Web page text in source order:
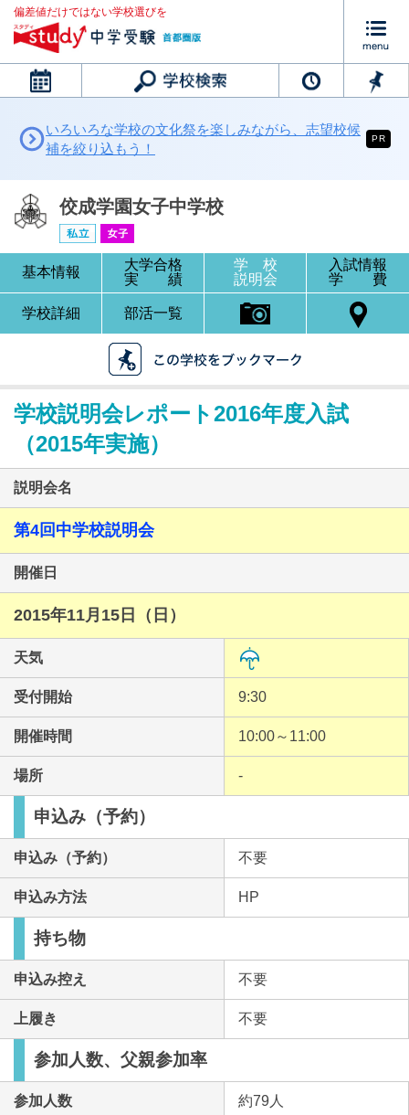
偏差値だけではない学校選びを
カレンダー
佼成学園女子中学校
ブックマークした学校
ブックマークした学校はありません
いろいろな学校の文化祭を楽しみながら、志望校候
補を絞り込もう！
PR
佼成学園女子中学校
基本情報
大学合格
実 績
学 校
説明会
入試情報
学 費
学校詳細 部活一覧
学校説明会レポート2016年度入試
（2015年実施）
説明会名
第4回中学校説明会
開催日
2015年11月15日（日）
天気
受付開始 9:30
開催時間 10:00～11:00
場所 -
申込み（予約）
申込み（予約） 不要
申込み方法 HP
持ち物
申込み控え 不要
上履き 不要
参加人数、父親参加率
参加人数 約79人